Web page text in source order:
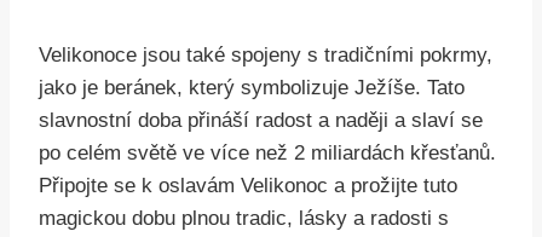
Velikonoce jsou také spojeny s tradičními pokrmy,
jako je beránek, který symbolizuje Ježíše. Tato
slavnostní doba přináší radost a naději a slaví se
po celém světě ve více než 2 miliardách křesťanů.
Připojte se k oslavám Velikonoc a prožijte tuto
magickou dobu plnou tradic, lásky a radosti s